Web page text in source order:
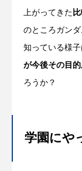
上がってきた
のところガン
知っている様
が今後その目
ろうか？
学園にや